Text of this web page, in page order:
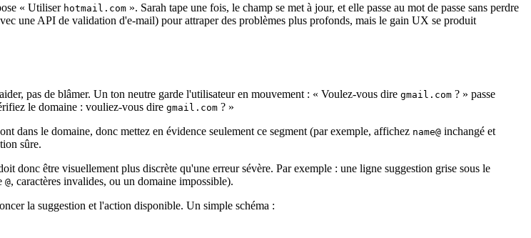
« Utiliser hotmail.com ». Sarah tape une fois, le champ se met à jour, et elle passe au mot de passe sans perdre
une API de validation d'e‑mail) pour attraper des problèmes plus profonds, mais le gain UX se produit
pas de blâmer. Un ton neutre garde l'utilisateur en mouvement : « Voulez‑vous dire gmail.com ? » passe
le domaine : vouliez‑vous dire gmail.com ? »
dans le domaine, donc mettez en évidence seulement ce segment (par exemple, affichez name@ inchangé et
sûre.
donc être visuellement plus discrète qu'une erreur sévère. Par exemple : une ligne suggestion grise sous le
@, caractères invalides, ou un domaine impossible).
la suggestion et l'action disponible. Un simple schéma :